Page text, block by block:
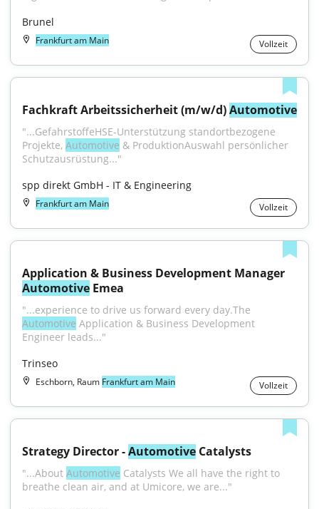
Brunel
Frankfurt am Main Vollzeit
Fachkraft Arbeitssicherheit (m/w/d) Automotive
"...GefahrstoffeHSE-Unterstützung standortbezogene
Projekte, Automotive & ProduktionAuswahl persönlicher
Schutzausrüstung..."
spp direkt GmbH - IT & Engineering
Frankfurt am Main Vollzeit
Automotive Emea
Automotive Application & Business Development
Engineer leads..."
Trinseo
Eschborn, Raum Frankfurt am Main Vollzeit
Strategy Director - Automotive Catalysts
"...About Automotive Catalysts We all have the right to
breathe clean air, and at Umicore, we are..."